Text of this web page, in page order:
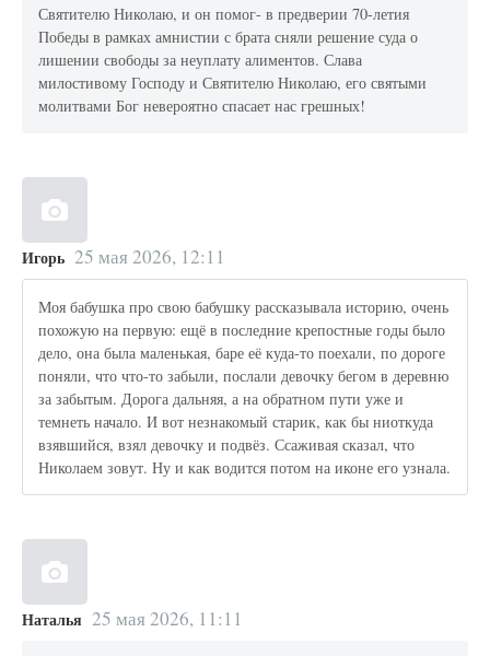
Святителю Николаю, и он помог- в предверии 70-летия
Победы в рамках амнистии с брата сняли решение суда о
лишении свободы за неуплату алиментов. Слава
милостивому Господу и Святителю Николаю, его святыми
молитвами Бог невероятно спасает нас грешных!
Игорь 25 мая 2026, 12:11
Моя бабушка про свою бабушку рассказывала историю, очень
похожую на первую: ещё в последние крепостные годы было
дело, она была маленькая, баре её куда-то поехали, по дороге
поняли, что что-то забыли, послали девочку бегом в деревню
за забытым. Дорога дальняя, а на обратном пути уже и
темнеть начало. И вот незнакомый старик, как бы ниоткуда
взявшийся, взял девочку и подвёз. Ссаживая сказал, что
Николаем зовут. Ну и как водится потом на иконе его узнала.
Наталья 25 мая 2026, 11:11